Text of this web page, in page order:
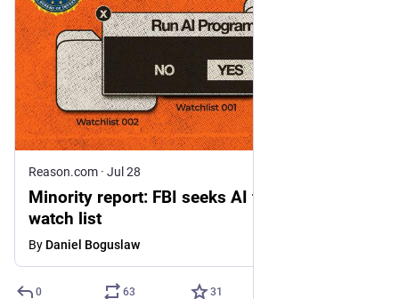
Reason.com · Jul 28
Minority report: FBI seeks AI for political
watch list
By Daniel Boguslaw
0 63 31